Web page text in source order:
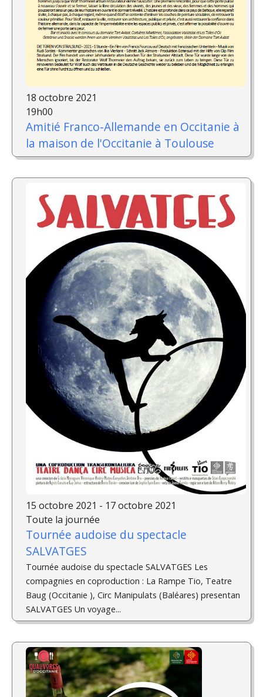
18 octobre 2021
19h00
Amitié Franco-Allemande en Occitanie à
la maison de l'Occitanie à Toulouse
15 octobre 2021 - 17 octobre 2021
Toute la journée
Tournée audoise du spectacle
SALVATGES
Tournée audoise du spectacle SALVATGES Les
compagnies en coproduction : La Rampe Tio, Teatre
Baug (Occitanie ), Circ Manipulats (Baléares) presentan
SALVATGES Un voyage...